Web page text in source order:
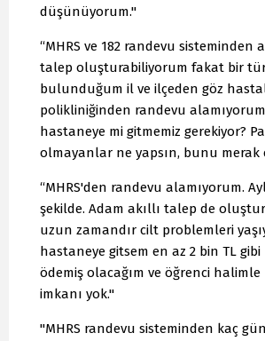
düşünüyorum."
“MHRS ve 182 randevu sisteminden
talep oluşturabiliyorum fakat bir
bulunduğum il ve ilçeden göz
polikliniğinden randevu
hastaneye mi gitmemiz gerekiyor?
olmayanlar ne yapsın, bunu merak
“MHRS'den randevu alamıyorum.
şekilde. Adam akıllı talep de
uzun zamandır cilt problemleri
hastaneye gitsem en az 2 bin TL
ödemiş olacağım ve öğrenci halimle
imkanı yok."
"MHRS randevu sisteminden kaç